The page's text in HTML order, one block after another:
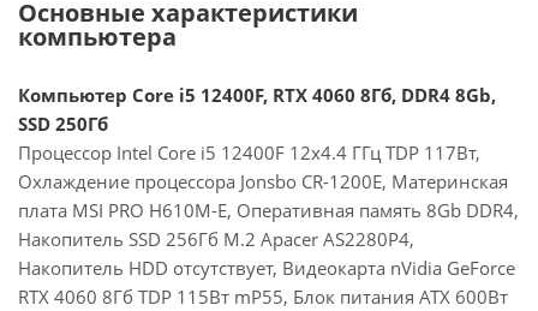
Основные характеристики
компьютера
Компьютер Core i5 12400F, RTX 4060 8Гб, DDR4 8Gb,
SSD 250Гб
Процессор Intel Core i5 12400F 12x4.4 ГГц TDP 117Вт,
Охлаждение процессора Jonsbo CR-1200E, Материнская
плата MSI PRO H610M-E, Оперативная память 8Gb DDR4,
Накопитель SSD 256Гб M.2 Apacer AS2280P4,
Накопитель HDD отсутствует, Видеокарта nVidia GeForce
RTX 4060 8Гб TDP 115Вт mP55, Блок питания ATX 600Вт